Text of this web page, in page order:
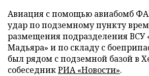
Авиация с помощью авиабомб
удар по подземному пункту
размещения подразделения ВСУ
Мадьяра» и по складу с
был рядом с подземной базой в
собеседникРИА «Новости».